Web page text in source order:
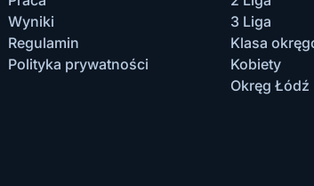
Wyniki
Regulamin
Polityka prywatności
3 Liga
Klasa
Kobiety
Okręg Łódź